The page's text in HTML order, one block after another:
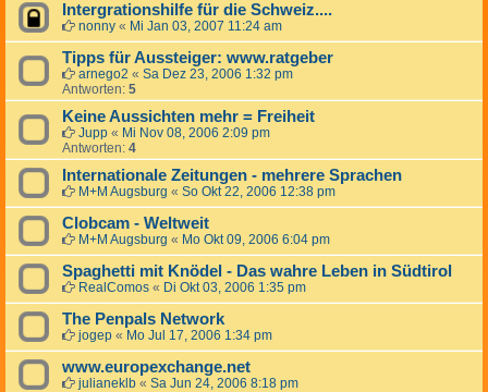
Intergrationshilfe für die Schweiz....
nonny « Mi Jan 03, 2007 11:24 am
Tipps für Aussteiger: www.ratgeber
arnego2 « Sa Dez 23, 2006 1:32 pm
Antworten: 5
Keine Aussichten mehr = Freiheit
Jupp « Mi Nov 08, 2006 2:09 pm
Antworten: 4
Internationale Zeitungen - mehrere Sprachen
M+M Augsburg « So Okt 22, 2006 12:38 pm
Clobcam - Weltweit
M+M Augsburg « Mo Okt 09, 2006 6:04 pm
Spaghetti mit Knödel - Das wahre Leben in Südtirol
RealComos « Di Okt 03, 2006 1:35 pm
The Penpals Network
jogep « Mo Jul 17, 2006 1:34 pm
www.europexchange.net
julianeklb « Sa Jun 24, 2006 8:18 pm